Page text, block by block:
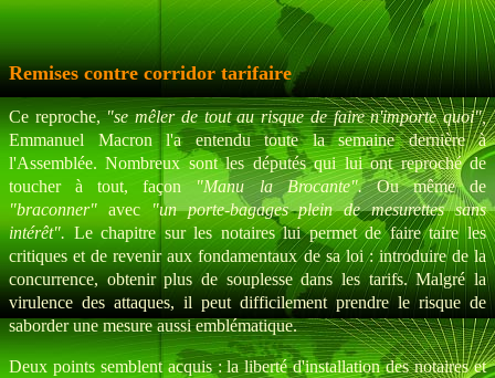
Remises contre corridor tarifaire
Ce reproche,"se mêler de tout au risque de faire n'importe quoi",
Emmanuel Macron l'a entendu toute la semaine dernière à
l'Assemblée. Nombreux sont les députés qui lui ont reproché de
toucher à tout, façon "Manu la Brocante".Ou même de
"braconner" avec
"un porte-bagages plein de mesurettes sans
intérêt".Le chapitre sur les notaires lui permet de faire taire les
critiques et de revenir aux fondamentaux de sa loi : introduire de la
concurrence, obtenir plus de souplesse dans les tarifs. Malgré la
virulence des attaques, il peut difficilement prendre le risque de
saborder une mesure aussi emblématique.
Deux points semblent acquis : la liberté d'installation des notaires et